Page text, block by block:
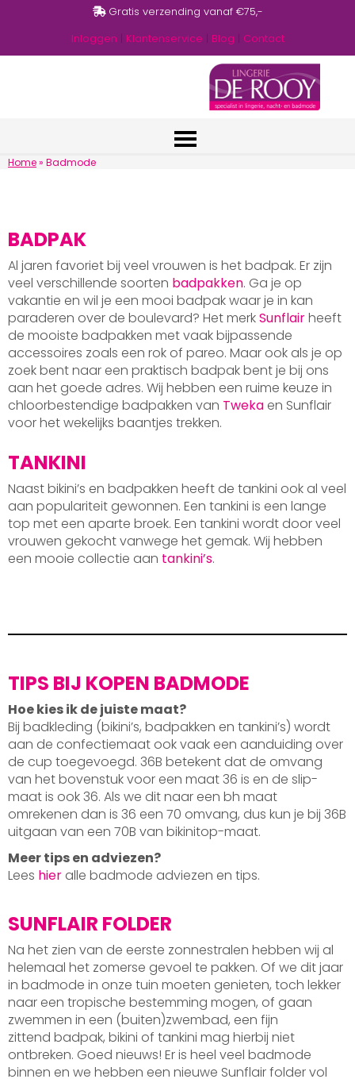
Gratis verzending vanaf €75,-
Inloggen | Klantenservice | Blog | Contact
Home» Badmode
BADPAK
Al jaren favoriet bij veel vrouwen is het badpak. Er zijn
veel verschillende soorten badpakken. Ga je op
vakantie en wil je een mooi badpak waar je in kan
paraderen over de boulevard? Het merkSunflairheeft
de mooiste badpakken met vaak bijpassende
accessoires zoals een rok of pareo. Maar ook als je op
zoek bent naar een praktisch badpak bent je bij ons
aan het goede adres. Wij hebben een ruime keuze in
chloorbestendige badpakken van Tweka en Sunflair
voor het wekelijks baantjes trekken.
TANKINI
Naast bikini’s en badpakken heeft de tankini ook al veel
aan populariteit gewonnen. Een tankini is een lange
top met een aparte broek. Een tankini wordt door veel
vrouwen gekocht vanwege het gemak. Wij hebben
een mooie collectie aan tankini’s.
TIPS BIJ KOPEN BADMODE
Hoe kies ik de juiste maat?
Bij badkleding (bikini’s, badpakken en tankini’s) wordt
aan de confectiemaat ook vaak een aanduiding over
de cup toegevoegd. 36B betekent dat de omvang
van het bovenstuk voor een maat 36 is en de slip-
maat is ook 36. Als we dit naar een bh maat
omrekenen dan is 36 een 70 omvang, dus kun je bij 36B
uitgaan van een 70B van bikinitop-maat.
Meer tips en adviezen?
Lees hier alle badmode adviezen en tips.
SUNFLAIR FOLDER
Na het zien van de eerste zonnestralen hebben wij al
helemaal het zomerse gevoel te pakken. Of we dit jaar
in badmode in onze tuin moeten genieten, toch lekker
naar een tropische bestemming mogen, of gaan
zwemmen in een (buiten)zwembad, een fijn
zittend badpak, bikini of tankini mag hierbij niet
ontbreken. Goed nieuws! Er is heel veel badmode
binnen en we hebben een nieuwe Sunflair folder vol